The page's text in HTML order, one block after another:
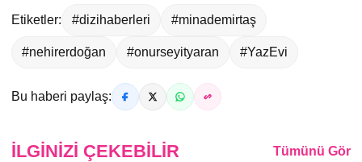
Etiketler: #dizihaberleri #minademirtaş
#nehirerdoğan #onurseyityaran #YazEvi
Bu haberi paylaş:
İLGINIZI ÇEKEBILIR Tümünü Gör